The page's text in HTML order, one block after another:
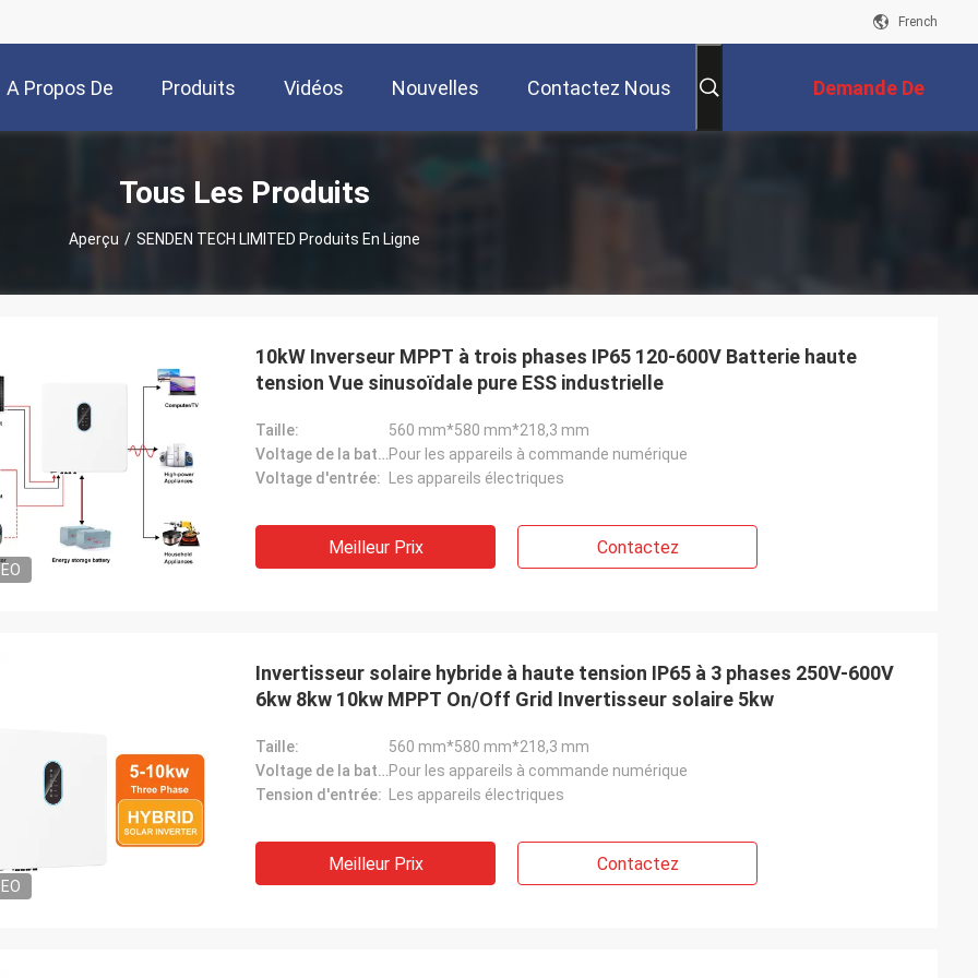
French
A Propos De Produits Vidéos Nouvelles Contactez Nous Demande De
Soumission
Tous Les Produits
Aperçu / SENDEN TECH LIMITED Produits En Ligne
10kW Inverseur MPPT à trois phases IP65 120-600V Batterie haute
tension Vue sinusoïdale pure ESS industrielle
Taille:
560 mm*580 mm*218,3 mm
Voltage de la batterie:Pour les appareils à commande numérique
Voltage d'entrée:
Les appareils électriques
Meilleur Prix Contactez
Invertisseur solaire hybride à haute tension IP65 à 3 phases 250V-600V
6kw 8kw 10kw MPPT On/Off Grid Invertisseur solaire 5kw
Taille:
560 mm*580 mm*218,3 mm
Voltage de la batterie:Pour les appareils à commande numérique
Tension d'entrée:
Les appareils électriques
Meilleur Prix Contactez